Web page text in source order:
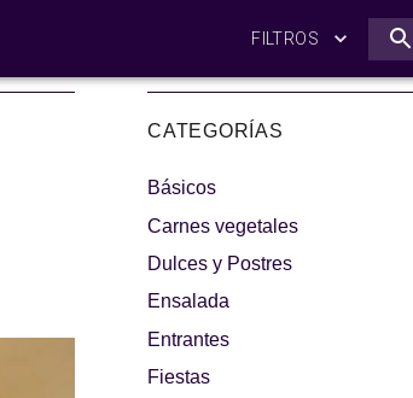
FILTROS
Familia ¡A dipear!
CATEGORÍAS
Básicos
Carnes vegetales
Dulces y Postres
Ensalada
Entrantes
Fiestas